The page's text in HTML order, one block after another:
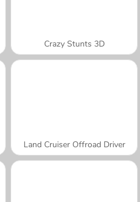
Crazy Stunts 3D
Land Cruiser Offroad Driver